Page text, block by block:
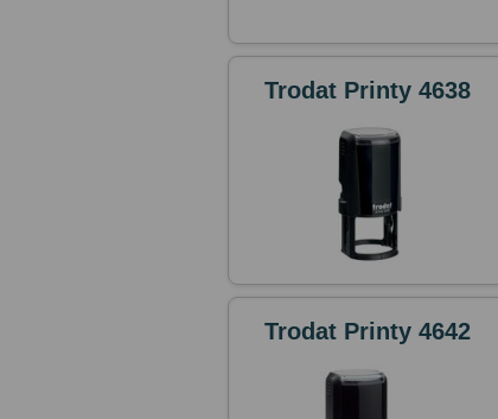
Trodat Printy 4638
Trodat Printy 4642